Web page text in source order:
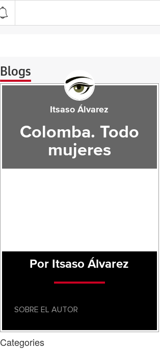
Blogs
Itsaso Álvarez
Colomba. Todo
mujeres
Por Itsaso Álvarez
SOBRE EL AUTOR
Categories